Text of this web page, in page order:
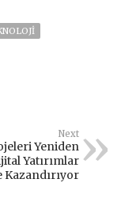
Next
Yeniden
Yatırımlar